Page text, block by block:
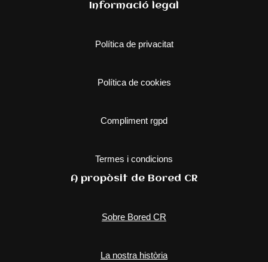
Informació legal
Política de privacitat
Política de cookies
Compliment rgpd
Termes i condicions
A propòsit de Bored CR
Sobre Bored CR
La nostra història